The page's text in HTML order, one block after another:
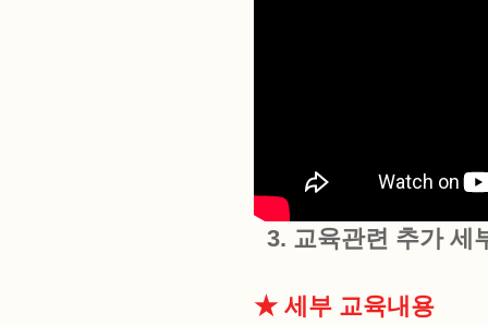
3. 교육관련 추가 세
★ 세부 교육내용